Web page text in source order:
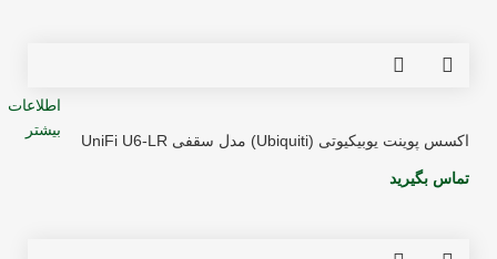
اطلاعات
بیشتر
اکسس پوینت یوبیکیوتی (Ubiquiti) مدل سقفی UniFi U6-LR
تماس بگیرید